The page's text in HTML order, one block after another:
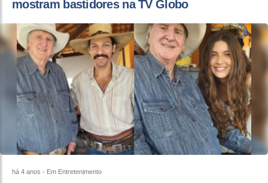
mostram bastidores na TV Globo
há 4 anos - Em Entretenimento